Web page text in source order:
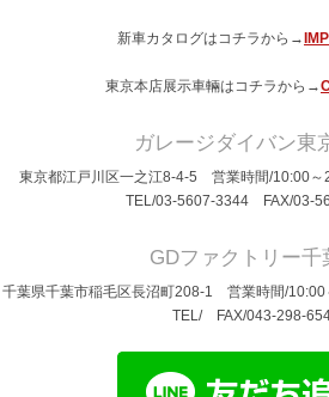
新車カタログはコチラから→
東京本店展示車輛はコチラから→
ガレージダイバン東
東京都江戸川区一之江8-4-5 営業時間/10:00
TEL/03-5607-3344 FAX/03-
GDファクトリー千
千葉県千葉市稲毛区長沼町208-1 営業時間/
TEL/ FAX/043-298-